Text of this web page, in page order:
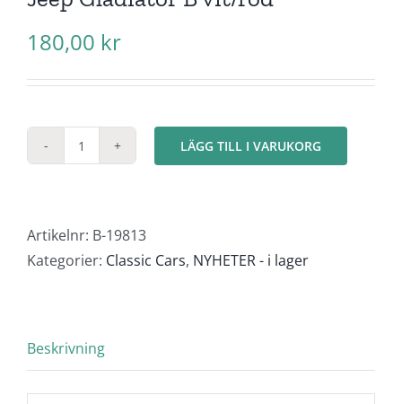
180,00 kr
Jeep
vit/röd
mängd
LÄGG TILL I VARUKORG
Artikelnr: B-19813
Kategorier: Classic Cars, NYHETER - i lager
Beskrivning